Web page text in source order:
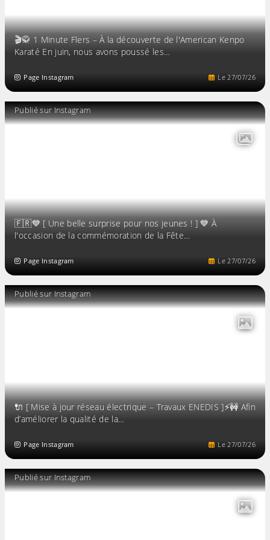
🎬🥋 1 Minute Flers – À la découverte de l'American Kenpo
Karaté En juin, nous avons poussé les…
Le27/07/26
Page Instagram
Publié sur Instagram
🇫🇷💙 [ Une belle surprise pour nos jeunes ! ] 💙 À
l'occasion de la commémoration de la Fête…
Le27/07/26
Page Instagram
Publié sur Instagram
🔌 [ Mise à jour réseau électrique – Travaux ENEDIS ]⚡️🚧 Afin
d’améliorer la qualité de la…
Le27/07/26
Page Instagram
Publié sur Instagram